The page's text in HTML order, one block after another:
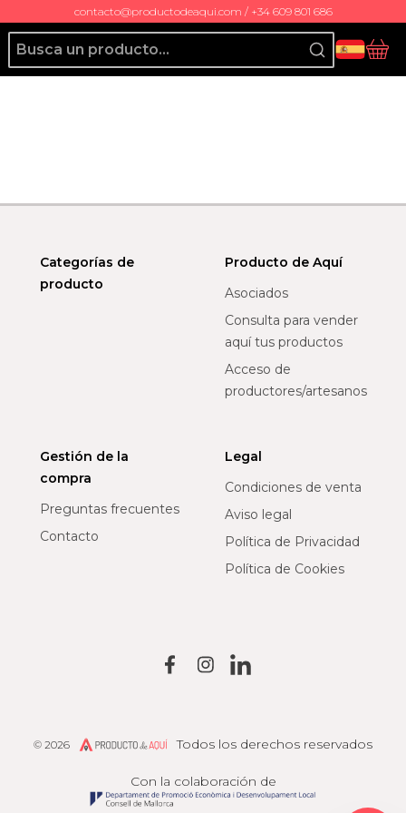
contacto@productodeaqui.com / +34 609 801 686
Producto de Aquí
Categorías de
producto
Producto de Aquí
Asociados
Consulta para vender
aquí tus productos
Acceso de
productores/artesanos
Gestión de la
compra
Preguntas frecuentes
Contacto
Legal
Condiciones de venta
Aviso legal
Política de Privacidad
Política de Cookies
Con la colaboración de
© 2026 Producto de AquíTodos los derechos reservados